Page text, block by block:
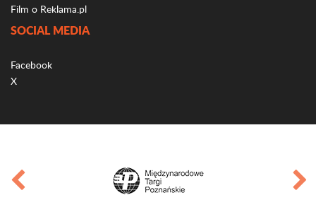
Film o Reklama.pl
SOCIAL MEDIA
Facebook
X